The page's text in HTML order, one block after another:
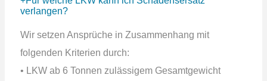
verlangen?
Wir setzen Ansprüche in Zusammenhang mit
folgenden Kriterien durch:
• LKW ab 6 Tonnen zulässigem Gesamtgewicht